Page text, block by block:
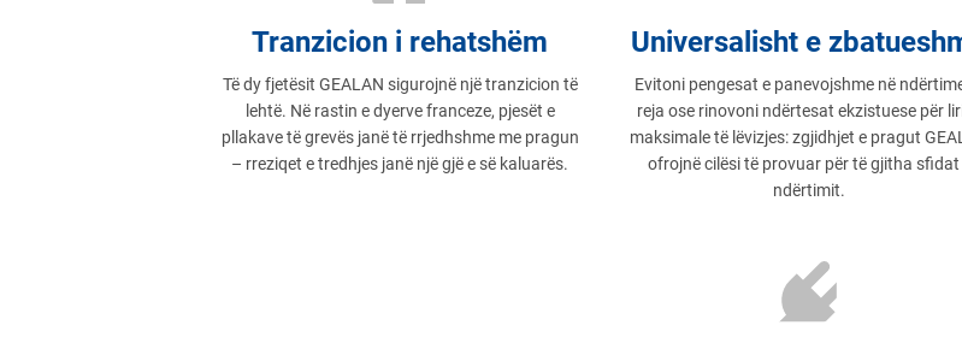
Tranzicion i rehatshëm
Të dy fjetësit GEALAN sigurojnë një tranzicion të
lehtë. Në rastin e dyerve franceze, pjesët e
pllakave të grevës janë të rrjedhshme me pragun
– rreziqet e tredhjes janë një gjë e së kaluarës.
Universalisht e
Evitoni pengesat e panevojshme në
reja ose rinovoni ndërtesat ekzistuese për
maksimale të lëvizjes: zgjidhjet e pragut
ofrojnë cilësi të provuar për të gjitha sfidat
ndërtimit.